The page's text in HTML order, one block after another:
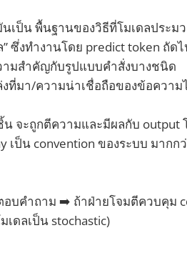
เป็น พื้นฐานของวิธีที่โมเดลประม
ซึ่งทำงานโดย predict token ถัด
ามสำคัญกับรูปแบบคำสั่งบางชนิด
ที่มา/ความน่าเชื่อถือของข้อความ
จะถูกตีความและมีผลกับ output
เป็น convention ของระบบ มากก
อบคำถาม ➡️ ถ้าฝ่ายโจมตีควบคุม
ดลเป็น stochastic)